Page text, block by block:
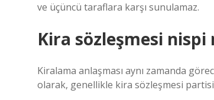
ve üçüncü taraflara karşı sunulamaz.
Kira sözleşmesi nispi
Kiralama anlaşması aynı zamanda
olarak, genellikle kira sözleşmesi